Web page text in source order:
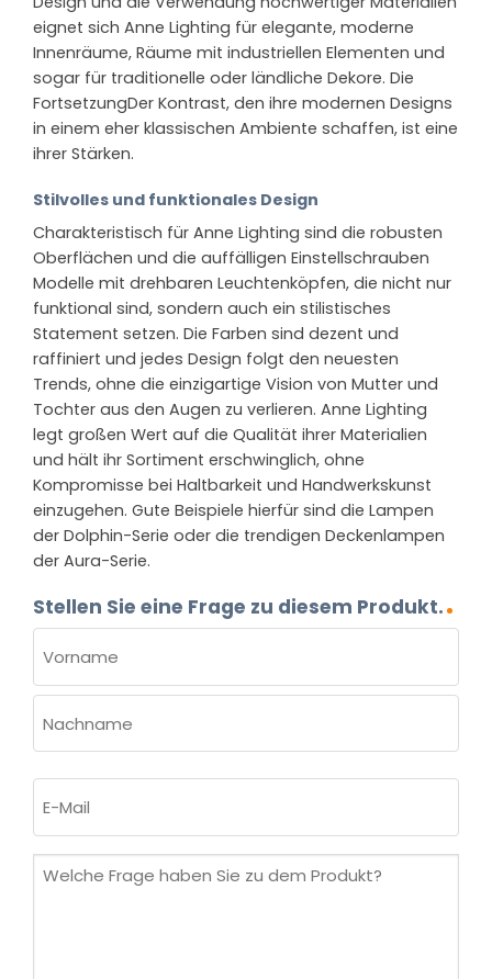
eignet sich Anne Lighting für elegante, moderne
Innenräume, Räume mit industriellen Elementen und
sogar für traditionelle oder ländliche Dekore. Die
FortsetzungDer Kontrast, den ihre modernen Designs
in einem eher klassischen Ambiente schaffen, ist eine
ihrer Stärken.
Stilvolles und funktionales Design
Charakteristisch für Anne Lighting sind die robusten
Oberflächen und die auffälligen Einstellschrauben
Modelle mit drehbaren Leuchtenköpfen, die nicht nur
funktional sind, sondern auch ein stilistisches
Statement setzen. Die Farben sind dezent und
raffiniert und jedes Design folgt den neuesten
Trends, ohne die einzigartige Vision von Mutter und
Tochter aus den Augen zu verlieren. Anne Lighting
legt großen Wert auf die Qualität ihrer Materialien
und hält ihr Sortiment erschwinglich, ohne
Kompromisse bei Haltbarkeit und Handwerkskunst
einzugehen. Gute Beispiele hierfür sind die Lampen
der Dolphin-Serie oder die trendigen Deckenlampen
der Aura-Serie.
Stellen Sie eine Frage zu diesem Produkt.
(ERFORDERLICH)
Vorname
Mail
Welche